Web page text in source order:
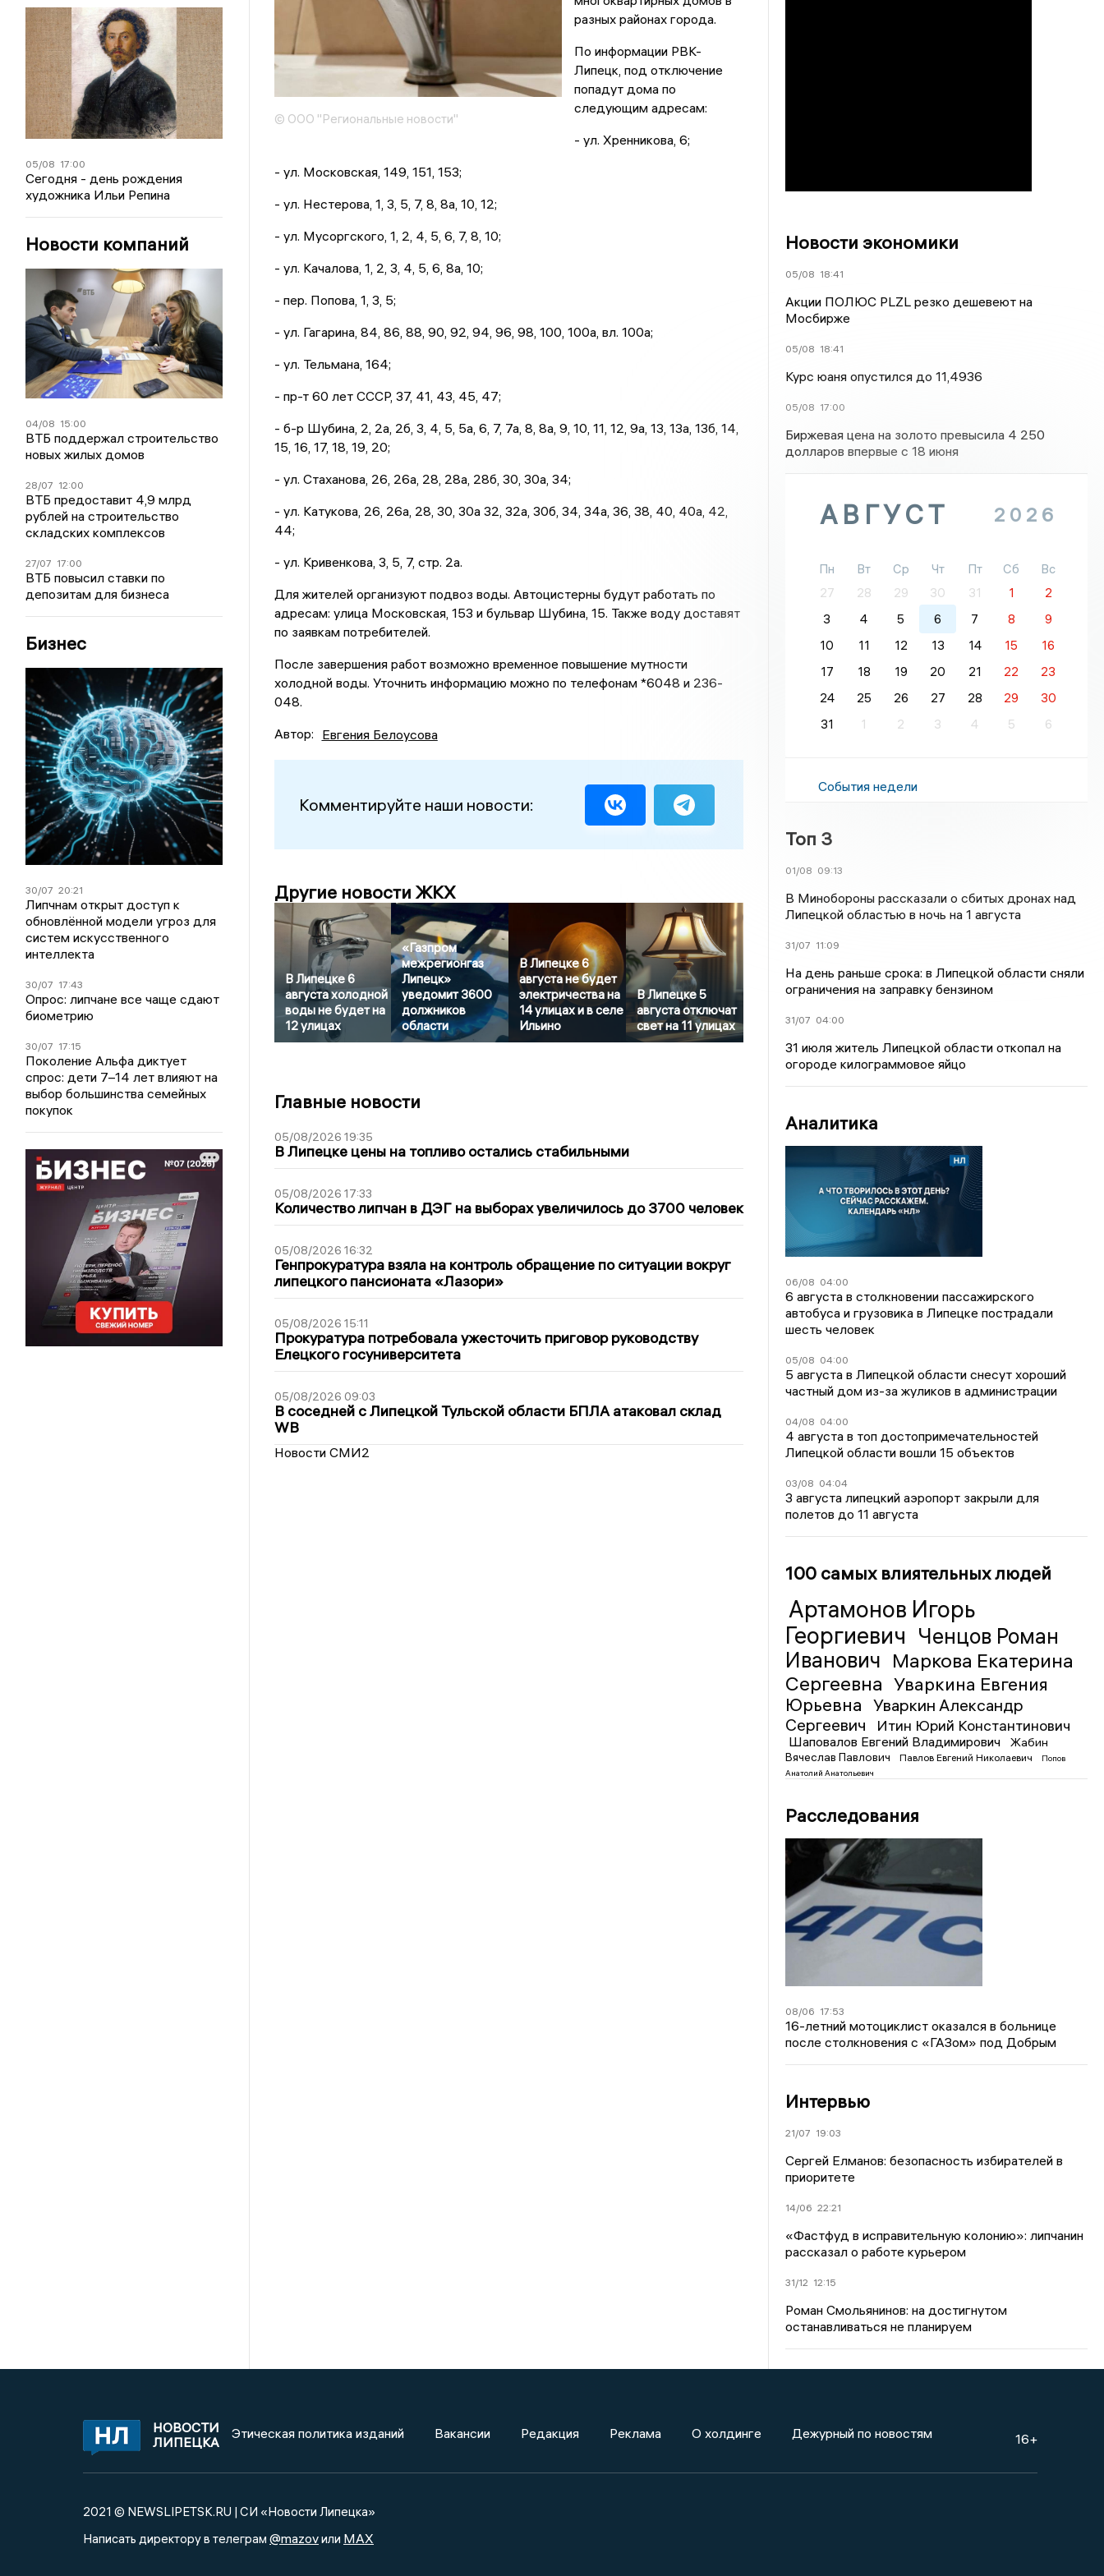
05/08 17:00
Сегодня - день рождения
художника Ильи Репина
Новости компаний
04/08 15:00
ВТБ поддержал строительство
новых жилых домов
28/07 12:00
ВТБ предоставит 4,9 млрд
рублей на строительство
складских комплексов
27/07 17:00
ВТБ повысил ставки по
депозитам для бизнеса
Бизнес
30/07 20:21
Липчнам открыт доступ к
обновлённой модели угроз для
систем искусственного
интеллекта
30/07 17:43
Опрос: липчане все чаще сдают
биометрию
30/07 17:15
Поколение Альфа диктует
спрос: дети 7–14 лет влияют на
выбор большинства семейных
покупок
© ООО "Региональные новости"
разных районах города.
По информации РВК-
Липецк, под отключение
попадут дома по
следующим адресам:
- ул. Хренникова, 6;
- ул. Московская, 149, 151, 153;
- ул. Нестерова, 1, 3, 5, 7, 8, 8а, 10, 12;
- ул. Мусоргского, 1, 2, 4, 5, 6, 7, 8, 10;
- ул. Качалова, 1, 2, 3, 4, 5, 6, 8а, 10;
- пер. Попова, 1, 3, 5;
- ул. Гагарина, 84, 86, 88, 90, 92, 94, 96, 98, 100, 100а, вл. 100а;
- ул. Тельмана, 164;
- пр-т 60 лет СССР, 37, 41, 43, 45, 47;
- б-р Шубина, 2, 2а, 2б, 3, 4, 5, 5а, 6, 7, 7а, 8, 8а, 9, 10, 11, 12, 9а, 13, 13а, 13б, 14,
15, 16, 17, 18, 19, 20;
- ул. Стаханова, 26, 26а, 28, 28а, 28б, 30, 30а, 34;
- ул. Катукова, 26, 26а, 28, 30, 30а 32, 32а, 30б, 34, 34а, 36, 38, 40, 40а, 42,
44;
- ул. Кривенкова, 3, 5, 7, стр. 2а.
Для жителей организуют подвоз воды. Автоцистерны будут работать по
адресам: улица Московская, 153 и бульвар Шубина, 15. Также воду доставят
по заявкам потребителей.
После завершения работ возможно временное повышение мутности
холодной воды. Уточнить информацию можно по телефонам *6048 и 236-
048.
Автор: Евгения Белоусова
Комментируйте наши новости:
Другие новости ЖКХ
В Липецке 6
августа холодной
воды не будет на
12 улицах
«Газпром
межрегионгаз
Липецк»
уведомит 3600
должников
области
В Липецке 6
августа не будет
электричества на
14 улицах и в селе
Ильино
В Липецке 5
августа отключат
свет на 11 улицах
Главные новости
05/08/2026 19:35
В Липецке цены на топливо остались стабильными
05/08/2026 17:33
Количество липчан в ДЭГ на выборах увеличилось до 3700 человек
05/08/2026 16:32
Генпрокуратура взяла на контроль обращение по ситуации вокруг
липецкого пансионата «Лазори»
05/08/2026 15:11
Прокуратура потребовала ужесточить приговор руководству
Елецкого госуниверситета
05/08/2026 09:03
В соседней с Липецкой Тульской области БПЛА атаковал склад
WB
Новости СМИ2
Новости экономики
05/08 18:41
Акции ПОЛЮС PLZL резко дешевеют на
Мосбирже
05/08 18:41
Курс юаня опустился до 11,4936
05/08 17:00
Биржевая цена на золото превысила 4 250
долларов впервые с 18 июня
АВГУСТ 2026
Пн Вт Ср Чт Пт Сб
Вс
27
28 29 30 31 1
2
3
4 5 6 7 8
9
10
11 12 13 14 15
16
17
18 19 20 21 22
23
24
25 26 27 28 29
30
31
1 2 3 4 5 6
События недели
Топ 3
01/08 09:13
В Минобороны рассказали о сбитых дронах над
Липецкой областью в ночь на 1 августа
31/07 11:09
На день раньше срока: в Липецкой области сняли
ограничения на заправку бензином
31/07 04:00
31 июля житель Липецкой области откопал на
огороде килограммовое яйцо
Аналитика
06/08 04:00
6 августа в столкновении пассажирского
автобуса и грузовика в Липецке пострадали
шесть человек
05/08 04:00
5 августа в Липецкой области снесут хороший
частный дом из-за жуликов в администрации
04/08 04:00
4 августа в топ достопримечательностей
Липецкой области вошли 15 объектов
03/08 04:04
3 августа липецкий аэропорт закрыли для
полетов до 11 августа
100 самых влиятельных людей
Артамонов Игорь
Георгиевич Ченцов Роман
Иванович Маркова Екатерина
Сергеевна Уваркина Евгения
Юрьевна
Уваркин Александр
Сергеевич
Итин Юрий Константинович
Шаповалов Евгений Владимирович
Жабин
Вячеслав Павлович
Павлов Евгений Николаевич
Попов
Анатолий Анатольевич
Расследования
08/06 17:53
16-летний мотоциклист оказался в больнице
после столкновения с «ГАЗом» под Добрым
Интервью
21/07 19:03
Сергей Елманов: безопасность избирателей в
приоритете
14/06 22:21
«Фастфуд в исправительную колонию»: липчанин
рассказал о работе курьером
31/12 12:15
Роман Смольянинов: на достигнутом
останавливаться не планируем
НОВОСТИ
ЛИПЕЦКА
Этическая политика изданий Вакансии Редакция Реклама О холдинге Дежурный по новостям 16+
2021 © NEWSLIPETSK.RU | СИ «Новости Липецка»
Написать директору в телеграм @mazovили MAX